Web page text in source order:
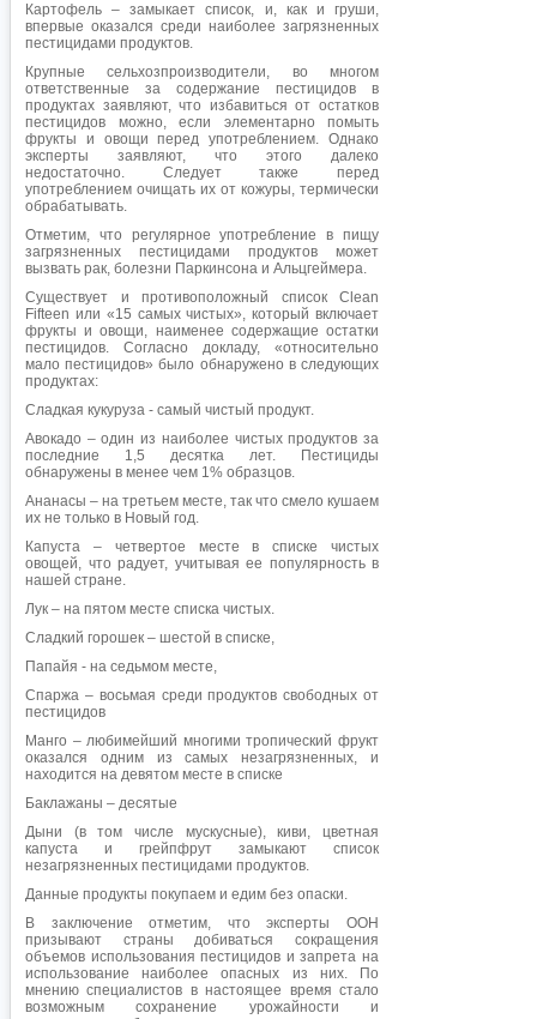
Картофель – замыкает список, и, как и груши,
впервые оказался среди наиболее загрязненных
пестицидами продуктов.
Крупные сельхозпроизводители, во многом
ответственные за содержание пестицидов в
продуктах заявляют, что избавиться от остатков
пестицидов можно, если элементарно помыть
фрукты и овощи перед употреблением. Однако
эксперты заявляют, что этого далеко
недостаточно. Следует также перед
употреблением очищать их от кожуры, термически
обрабатывать.
Отметим, что регулярное употребление в пищу
загрязненных пестицидами продуктов может
вызвать рак, болезни Паркинсона и Альцгеймера.
Существует и противоположный список Clean
Fifteen или «15 самых чистых», который включает
фрукты и овощи, наименее содержащие остатки
пестицидов. Согласно докладу, «относительно
мало пестицидов» было обнаружено в следующих
продуктах:
Сладкая кукуруза - самый чистый продукт.
Авокадо – один из наиболее чистых продуктов за
последние 1,5 десятка лет. Пестициды
обнаружены в менее чем 1% образцов.
Ананасы – на третьем месте, так что смело кушаем
их не только в Новый год.
Капуста – четвертое месте в списке чистых
овощей, что радует, учитывая ее популярность в
нашей стране.
Лук – на пятом месте списка чистых.
Сладкий горошек – шестой в списке,
Папайя - на седьмом месте,
Спаржа – восьмая среди продуктов свободных от
пестицидов
Манго – любимейший многими тропический фрукт
оказался одним из самых незагрязненных, и
находится на девятом месте в списке
Баклажаны – десятые
Дыни (в том числе мускусные), киви, цветная
капуста и грейпфрут замыкают список
незагрязненных пестицидами продуктов.
Данные продукты покупаем и едим без опаски.
В заключение отметим, что эксперты ООН
призывают страны добиваться сокращения
объемов использования пестицидов и запрета на
использование наиболее опасных из них. По
мнению специалистов в настоящее время стало
возможным сохранение урожайности и